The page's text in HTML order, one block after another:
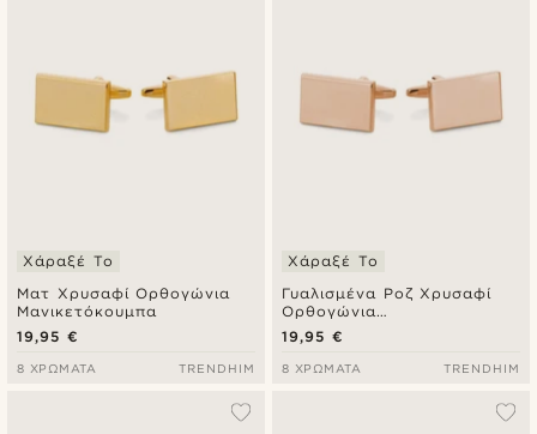
Ματ Χρυσαφί Ορθογώνια
Μανικετόκουμπα
Χάραξέ Το
19,95 €
8 ΧΡΏΜΑΤΑ TRENDHIM
Γυαλισμένα Ροζ Χρυσαφί
Ορθογώνια
Μανικετόκουμπα
Χάραξέ Το
19,95 €
8 ΧΡΏΜΑΤΑ TRENDHIM